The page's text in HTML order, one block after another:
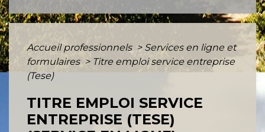
Accueil professionnels > Services en ligne et
formulaires > Titre emploi service entreprise
(Tese)
TITRE EMPLOI SERVICE
ENTREPRISE (TESE)